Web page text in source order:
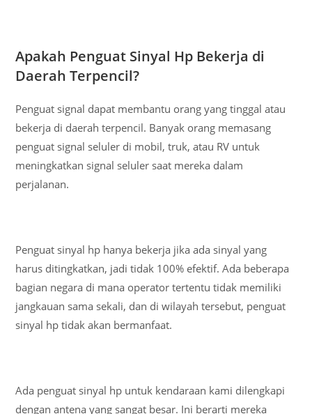
Apakah Penguat Sinyal Hp Bekerja di
Daerah Terpencil?
Penguat signal dapat membantu orang yang tinggal atau
bekerja di daerah terpencil. Banyak orang memasang
penguat signal seluler di mobil, truk, atau RV untuk
meningkatkan signal seluler saat mereka dalam
perjalanan.
Penguat sinyal hp hanya bekerja jika ada sinyal yang
harus ditingkatkan, jadi tidak 100% efektif. Ada beberapa
bagian negara di mana operator tertentu tidak memiliki
jangkauan sama sekali, dan di wilayah tersebut, penguat
sinyal hp tidak akan bermanfaat.
Ada penguat sinyal hp untuk kendaraan kami dilengkapi
dengan antena yang sangat besar. Ini berarti mereka